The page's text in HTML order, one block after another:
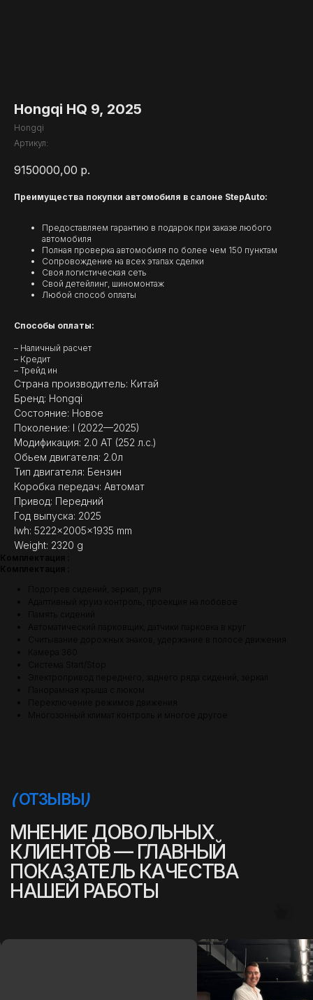
Hongqi HQ 9, 2025
Hongqi
Артикул:
9150000,00 р.
Преимущества покупки автомобиля в салоне StepAuto:
Предоставляем гарантию в подарок при заказе любого
автомобиля
Полная проверка автомобиля по более чем 150 пунктам
Сопровождение на всех этапах сделки
Своя логистическая сеть
Свой детейлинг, шиномонтаж
Любой способ оплаты
Способы оплаты:
– Наличный расчет
– Кредит
– Трейд ин
Страна производитель: Китай
Бренд: Hongqi
Состояние: Новое
Поколение: I (2022—2025)
Модификация: 2.0 AT (252 л.с.)
Обьем двигателя: 2.0л
Тип двигателя: Бензин
Коробка передач: Автомат
Привод: Передний
Год выпуска: 2025
lwh: 5222x2005x1935 mm
Weight: 2320 g
МНЕНИЕ ДОВОЛЬНЫХ
КЛИЕНТОВ — ГЛАВНЫЙ
ПОКАЗАТЕЛЬ КАЧЕСТВА
НАШЕЙ РАБОТЫ
ОТЗЫВЫ